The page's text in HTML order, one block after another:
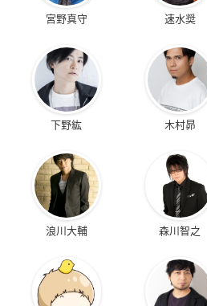
宮野真守 速水奨
下野紘 木村昴
浪川大輔 森川智之